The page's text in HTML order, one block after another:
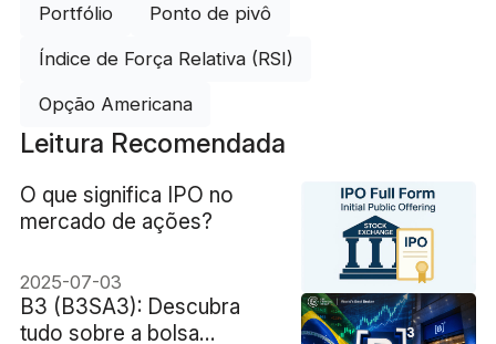
Portfólio Ponto de pivô
Índice de Força Relativa (RSI)
Opção Americana
Leitura Recomendada
O que significa IPO no
mercado de ações?
2025-07-03
B3 (B3SA3): Descubra
tudo sobre a bolsa